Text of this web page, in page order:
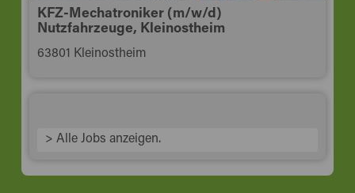
KFZ-Mechatroniker (m/w/d)
Nutzfahrzeuge, Kleinostheim
63801 Kleinostheim
> Alle Jobs anzeigen.